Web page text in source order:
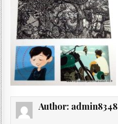
Author: admin8348